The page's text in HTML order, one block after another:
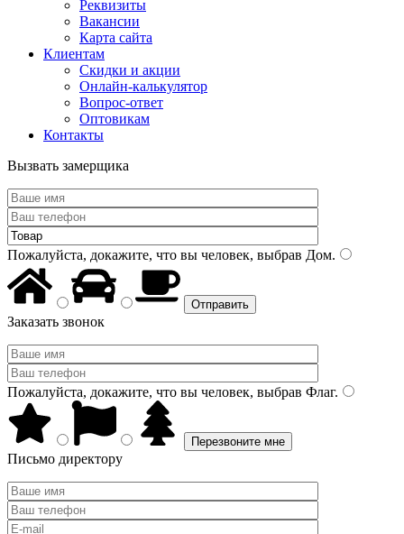
Реквизиты
Вакансии
Карта сайта
Клиентам
Скидки и акции
Онлайн-калькулятор
Вопрос-ответ
Оптовикам
Контакты
Вызвать замерщика
Пожалуйста, докажите, что вы человек, выбрав Дом.
Заказать звонок
Пожалуйста, докажите, что вы человек, выбрав Флаг.
Письмо директору